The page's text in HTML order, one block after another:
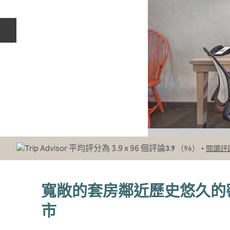
3.9 （96） • 閱讀評
寬敞的套房鄰近歷史悠久
市